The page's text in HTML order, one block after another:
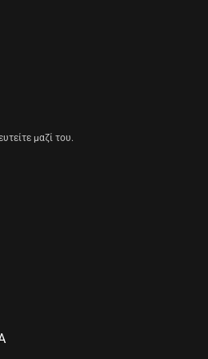
μαζί του.